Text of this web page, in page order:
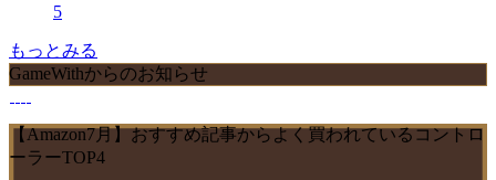
5
もっとみる
GameWithからのお知らせ
【Amazon7月】おすすめ記事からよく買われているコントロ
ーラーTOP4